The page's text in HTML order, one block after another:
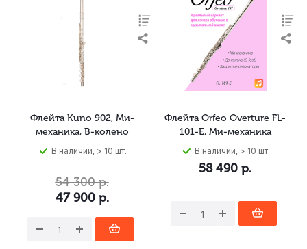
Флейта Kuno 902, Ми-
механика, B-колено
В наличии, > 10 шт.
47 900р.
54 300р.
Флейта Orfeo Overture FL-
101-E, Ми-механика
В наличии, > 10 шт.
58 490 р.